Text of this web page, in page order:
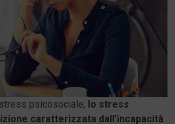
psicosociale, lo stress
caratterizzata dall’incapacità